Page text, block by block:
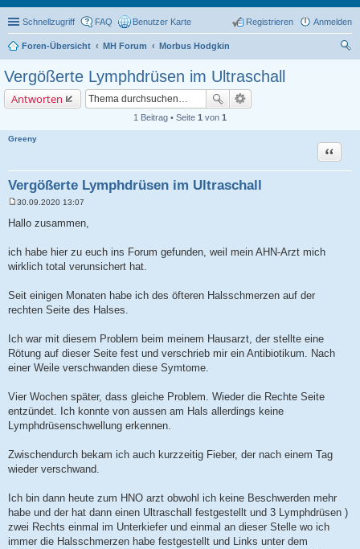
Schnellzugriff FAQ Benutzer Karte Anmelden
Registrieren
Foren-Übersicht MH Forum
Morbus Hodgkin
Vergößerte Lymphdrüsen im Ultraschall
Antworten
1 Beitrag • Seite 1 von 1
Greeny
Vergößerte Lymphdrüsen im Ultraschall
Zitat
e
i
r
a
g
30.09.2020 13:07
Hallo zusammen,
ich habe hier zu euch ins Forum gefunden, weil mein AHN-Arzt mich
wirklich total verunsichert hat.
Seit einigen Monaten habe ich des öfteren Halsschmerzen auf der
rechten Seite des Halses.
Ich war mit diesem Problem beim meinem Hausarzt, der stellte eine
Rötung auf dieser Seite fest und verschrieb mir ein Antibiotikum. Nach
einer Weile verschwanden diese Symtome.
Vier Wochen später, dass gleiche Problem. Wieder die Rechte Seite
entzündet. Ich konnte von aussen am Hals allerdings keine
Lymphdrüsenschwellung erkennen.
Zwischendurch bekam ich auch kurzzeitig Fieber, der nach einem Tag
wieder verschwand.
Ich bin dann heute zum HNO arzt obwohl ich keine Beschwerden mehr
habe und der hat dann einen Ultraschall festgestellt und 3 Lymphdrüsen )
zwei Rechts einmal im Unterkiefer und einmal an dieser Stelle wo ich
immer die Halsschmerzen habe festgestellt und Links unter dem